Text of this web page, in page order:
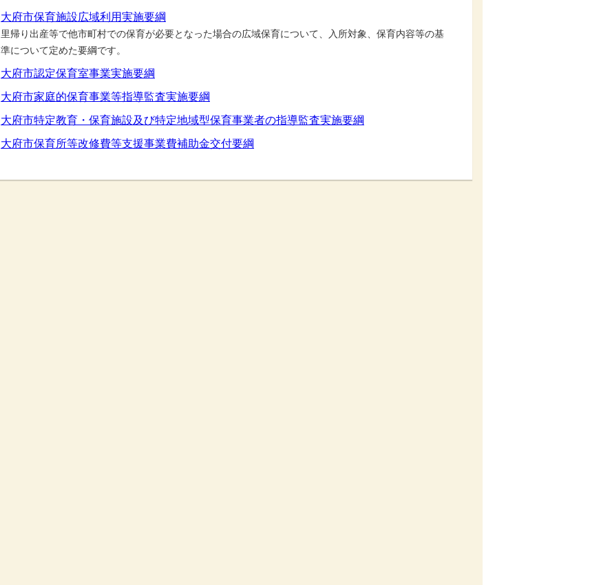
大府市保育施設広域利用実施要綱
里帰り出産等で他市町村での保育が必要となった場合の広域保育について、入所対象、保育内容等の基
準について定めた要綱です。
大府市認定保育室事業実施要綱
大府市家庭的保育事業等指導監査実施要綱
大府市特定教育・保育施設及び特定地域型保育事業者の指導監査実施要綱
大府市保育所等改修費等支援事業費補助金交付要綱